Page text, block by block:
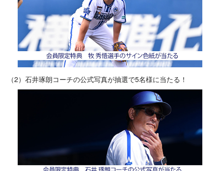
（2）石井琢朗コーチの公式写真が抽選で5名様に当たる！